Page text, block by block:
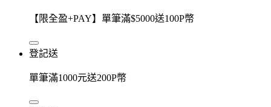
【限全盈+PAY】單筆滿$5000送100P幣
登記送
單筆滿1000元送200P幣